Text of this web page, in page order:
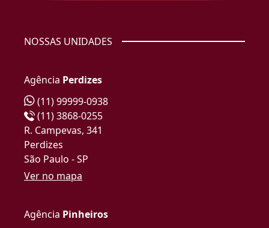
NOSSAS UNIDADES
Agência Perdizes
(11) 99999-0938
(11) 3868-0255
R. Campevas, 341
Perdizes
São Paulo - SP
Ver no mapa
Agência Pinheiros